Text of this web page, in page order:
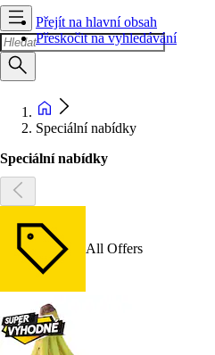
Přejít na hlavní obsah
Přeskočit na vyhledávání
Speciální nabídky
Speciální nabídky
All Offers